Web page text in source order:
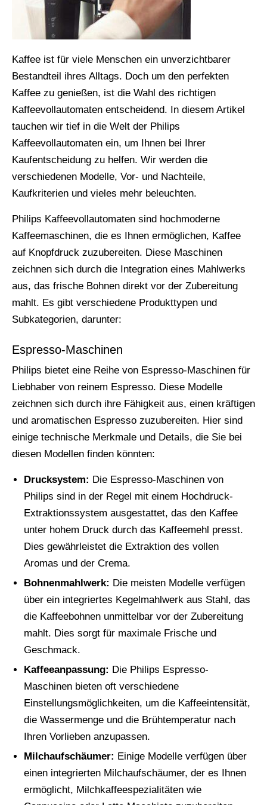
Kaffee ist für viele Menschen ein unverzichtbarer
Bestandteil ihres Alltags. Doch um den perfekten
Kaffee zu genießen, ist die Wahl des richtigen
Kaffeevollautomaten entscheidend. In diesem Artikel
tauchen wir tief in die Welt der Philips
Kaffeevollautomaten ein, um Ihnen bei Ihrer
Kaufentscheidung zu helfen. Wir werden die
verschiedenen Modelle, Vor- und Nachteile,
Kaufkriterien und vieles mehr beleuchten.
Philips Kaffeevollautomaten sind hochmoderne
Kaffeemaschinen, die es Ihnen ermöglichen, Kaffee
auf Knopfdruck zuzubereiten. Diese Maschinen
zeichnen sich durch die Integration eines Mahlwerks
aus, das frische Bohnen direkt vor der Zubereitung
mahlt. Es gibt verschiedene Produkttypen und
Subkategorien, darunter:
Espresso-Maschinen
Philips bietet eine Reihe von Espresso-Maschinen für
Liebhaber von reinem Espresso. Diese Modelle
zeichnen sich durch ihre Fähigkeit aus, einen kräftigen
und aromatischen Espresso zuzubereiten. Hier sind
einige technische Merkmale und Details, die Sie bei
diesen Modellen finden könnten:
Drucksystem: Die Espresso-Maschinen von
Philips sind in der Regel mit einem Hochdruck-
Extraktionssystem ausgestattet, das den Kaffee
unter hohem Druck durch das Kaffeemehl presst.
Dies gewährleistet die Extraktion des vollen
Aromas und der Crema.
Bohnenmahlwerk: Die meisten Modelle verfügen
über ein integriertes Kegelmahlwerk aus Stahl, das
die Kaffeebohnen unmittelbar vor der Zubereitung
mahlt. Dies sorgt für maximale Frische und
Geschmack.
Kaffeeanpassung: Die Philips Espresso-
Maschinen bieten oft verschiedene
Einstellungsmöglichkeiten, um die Kaffeeintensität,
die Wassermenge und die Brühtemperatur nach
Ihren Vorlieben anzupassen.
Milchaufschäumer: Einige Modelle verfügen über
einen integrierten Milchaufschäumer, der es Ihnen
ermöglicht, Milchkaffeespezialitäten wie